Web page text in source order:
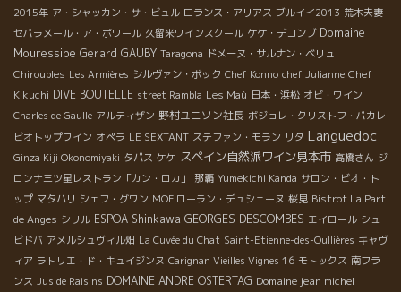
2015年 ア・シャッカン・サ・ビュル ロランス・アリアス ブルイイ2013 荒木夫妻
セパラメール・ア・ボワール 久留米ワインスクール ケケ・デコンブ Domaine
Mouressipe Gerard GAUBY Taragona ドメーヌ・サルナン・ベリュ
Chiroubles Les Armières シルヴァン・ボック Chef Konno chef Julianne Chef
Kikuchi DIVE BOUTELLE street Rambla Les Maù 日本・浜松 オビ・ワイン
Charles de Gaulle アルティザン 野村ユニソン社長 ボジョレ・クリストフ・パカレ
ビオトップワイン オペラ LE SEXTANT ステファン・モラン リタ Languedoc
Ginza Kiji Okonomiyaki タパス ケケ スペイン自然派ワイン見本市 高橋さん ジ
ロンナ三ツ星レストラン「カン・ロカ」
那覇 Yumekichi Kanda サロン・ビオ・ト
ップ マタハリ シェフ・グワン MOF ローラン・デュシェーヌ 桜見 Bistrot La Part
de Anges シリル ESPOA Shinkawa GEORGES DESCOMBES エイロール シュ
ビドバ アメルシュヴィル畑 La Cuvée du Chat Saint-Etienne-des-Oullières キャヴ
ィア ラトリエ・ド・キュイジンヌ Carignan Vieilles Vignes 16 モトックス 南フラ
ンス Jus de Raisins DOMAINE ANDRE OSTERTAG Domaine jean michel